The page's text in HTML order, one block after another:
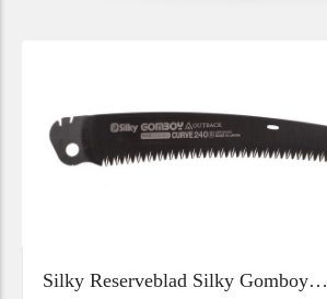
Silky Reserveblad Silky Gomboy…